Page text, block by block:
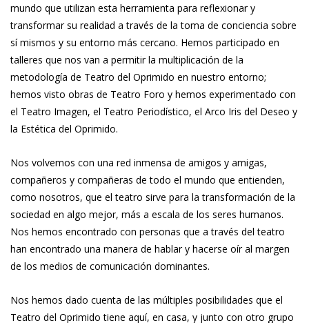
mundo que utilizan esta herramienta para reflexionar y
transformar su realidad a través de la toma de conciencia sobre
sí mismos y su entorno más cercano. Hemos participado en
talleres que nos van a permitir la multiplicación de la
metodología de Teatro del Oprimido en nuestro entorno;
hemos visto obras de Teatro Foro y hemos experimentado con
el Teatro Imagen, el Teatro Periodístico, el Arco Iris del Deseo y
la Estética del Oprimido.
Nos volvemos con una red inmensa de amigos y amigas,
compañeros y compañeras de todo el mundo que entienden,
como nosotros, que el teatro sirve para la transformación de la
sociedad en algo mejor, más a escala de los seres humanos.
Nos hemos encontrado con personas que a través del teatro
han encontrado una manera de hablar y hacerse oír al margen
de los medios de comunicación dominantes.
Nos hemos dado cuenta de las múltiples posibilidades que el
Teatro del Oprimido tiene aquí, en casa, y junto con otro grupo